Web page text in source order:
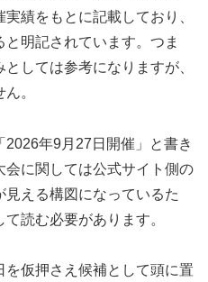
績をもとに記載しており、
明記されています。つま
しては参考になりますが、
。
年9月27日開催」と書き
に関しては公式サイト側の
える構図になっているた
読む必要があります。
仮押さえ候補として頭に置